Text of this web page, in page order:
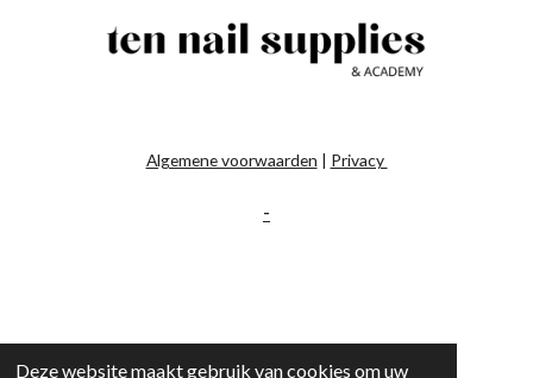
Deze website maakt gebruik van cookies om uw
Algemene voorwaarden | Privacy
-